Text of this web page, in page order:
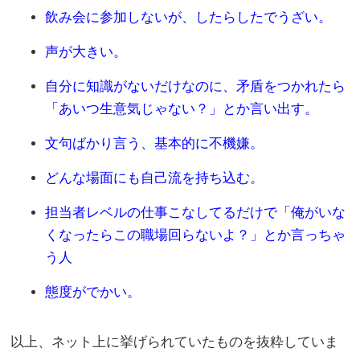
飲み会に参加しないが、したらしたでうざい。
声が大きい。
自分に知識がないだけなのに、矛盾をつかれたら
「あいつ生意気じゃない？」とか言い出す。
文句ばかり言う、基本的に不機嫌。
どんな場面にも自己流を持ち込む。
担当者レベルの仕事こなしてるだけで「俺がいな
くなったらこの職場回らないよ？」とか言っちゃ
う人
態度がでかい。
以上、ネット上に挙げられていたものを抜粋していま